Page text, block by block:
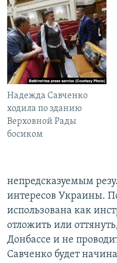
Надежда Савченко
ходила по зданию
Верховной Рады
босиком
непредсказуемым
интересов Украины.
использована как
отложить или
Донбассе и не
Савченко будет